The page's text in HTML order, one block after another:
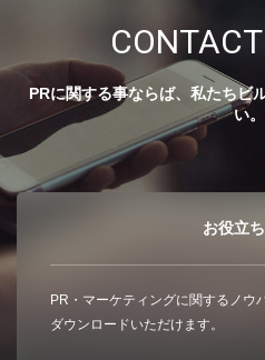
PRに関する事ならば、私たちビ
い。
お役立
PR・マーケティングに関するノウ
ダウンロードいただけます。